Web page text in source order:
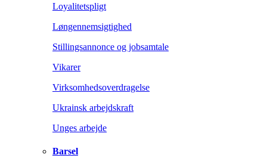
Loyalitetspligt
Løngennemsigtighed
Stillingsannonce og jobsamtale
Vikarer
Virksomhedsoverdragelse
Ukrainsk arbejdskraft
Unges arbejde
Barsel